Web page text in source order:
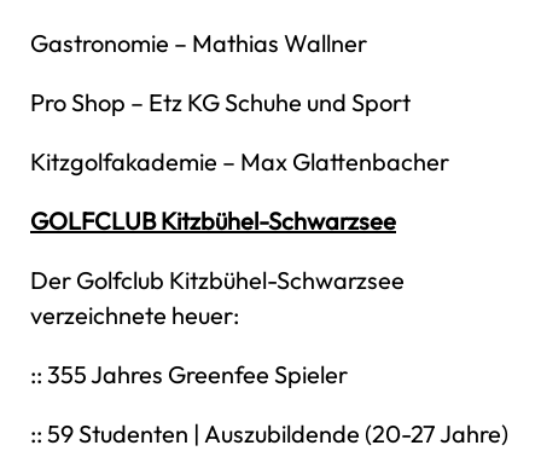
Gastronomie – Mathias Wallner
Pro Shop – Etz KG Schuhe und Sport
Kitzgolfakademie – Max Glattenbacher
GOLFCLUB Kitzbühel-Schwarzsee
Der Golfclub Kitzbühel-Schwarzsee
verzeichnete heuer:
:: 355 Jahres Greenfee Spieler
:: 59 Studenten | Auszubildende (20-27 Jahre)